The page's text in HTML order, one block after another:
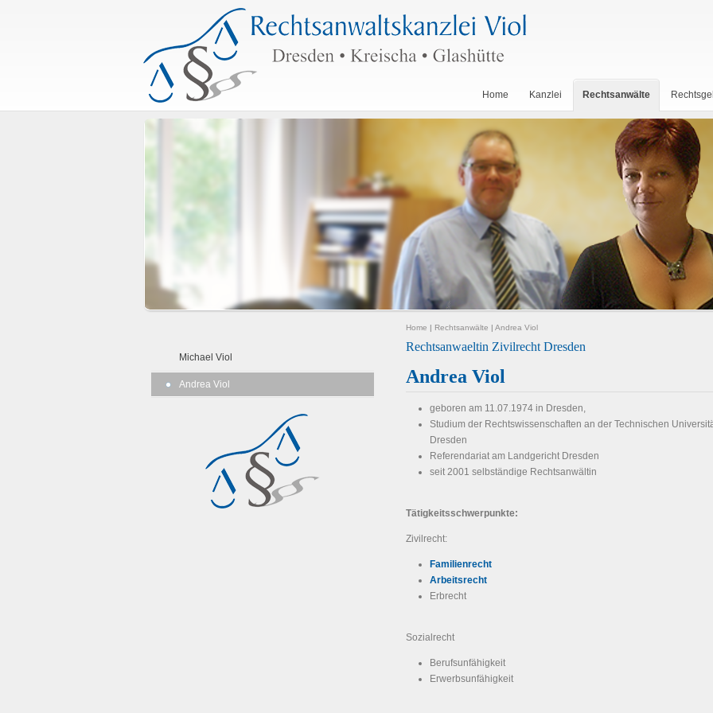
Home Kanzlei Rechtsanwälte
Michael Viol
Andrea Viol
Home | Rechtsanwälte | Andrea Viol
Rechtsanwaeltin Zivilrecht Dresden
Andrea Viol
geboren am 11.07.1974 in Dresden,
Studium der Rechtswissenschaften an der Technischen
Dresden
Referendariat am Landgericht Dresden
seit 2001 selbständige Rechtsanwältin
Tätigkeitsschwerpunkte:
Zivilrecht:
Familienrecht
Arbeitsrecht
Erbrecht
Sozialrecht
Berufsunfähigkeit
Erwerbsunfähigkeit